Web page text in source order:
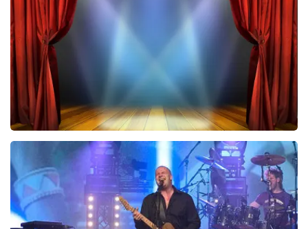
BESTEL NU
40 45 De Musical
290laatste 30 minuten
BESTEL NU